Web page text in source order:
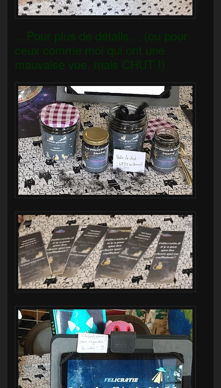
…Pour plus de détails… (ou pour
ceux comme moi qui ont une
mauvaise vue, mais CHUT !)